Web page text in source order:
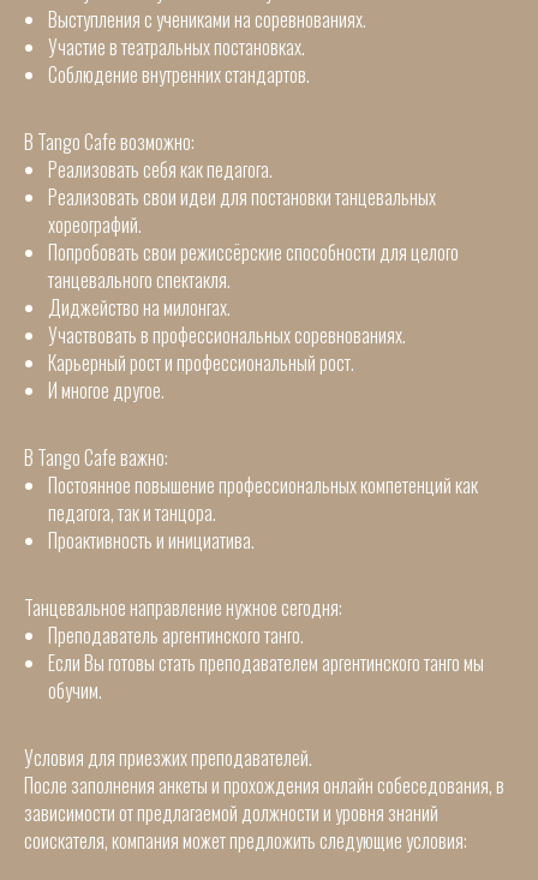
Выступления с учениками на соревнованиях.
Участие в театральных постановках.
Соблюдение внутренних стандартов.
В Tango Cafe возможно:
Реализовать себя как педагога.
Реализовать свои идеи для постановки танцевальных
хореографий.
Попробовать свои режиссёрские способности для целого
танцевального спектакля.
Диджейство на милонгах.
Участвовать в профессиональных соревнованиях.
Карьерный рост и профессиональный рост.
И многое другое.
В Tango Cafe важно:
Постоянное повышение профессиональных компетенций как
педагога, так и танцора.
Проактивность и инициатива.
Танцевальное направление нужное сегодня:
Преподаватель аргентинского танго.
Если Вы готовы стать преподавателем аргентинского танго мы
обучим.
Условия для приезжих преподавателей.
После заполнения анкеты и прохождения онлайн собеседования, в
зависимости от предлагаемой должности и уровня знаний
соискателя, компания может предложить следующие условия: